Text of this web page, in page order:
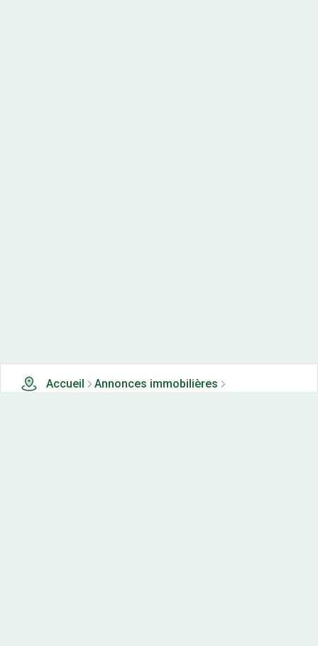
Accueil
Annonces immobilières